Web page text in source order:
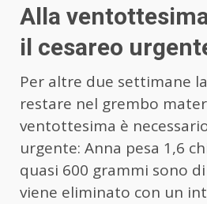
Alla
il cesareo
Per altre due settimane
restare nel grembo
ventottesima è
urgente: Anna pesa 1,6
quasi 600 grammi sono
viene eliminato con un